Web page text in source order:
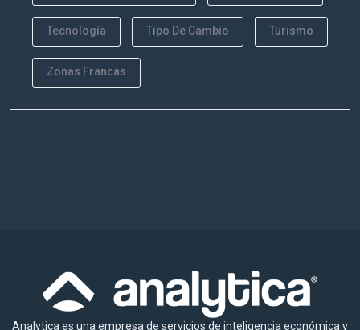
Tecnología Tipo De Cambio Turismo
Zonas Francas
Analytica es una empresa de servicios de inteligencia económica y